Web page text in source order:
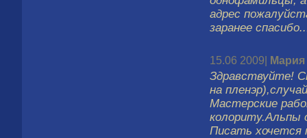
адрес
заранее
15.06 2009|
Здравствуйте!
на
Мастерские
колориту.Альпы
Писать хочется